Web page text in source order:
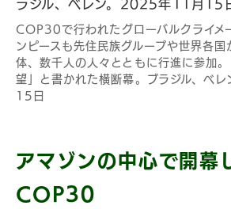
COP30で行われたグローバルクライメ
ンピースも先住民族グループや世界各国
体、数千人の人々とともに行進に参加
望」と書かれた横断幕。ブラジル、ベ
15日
アマゾンの中心で開幕
COP30